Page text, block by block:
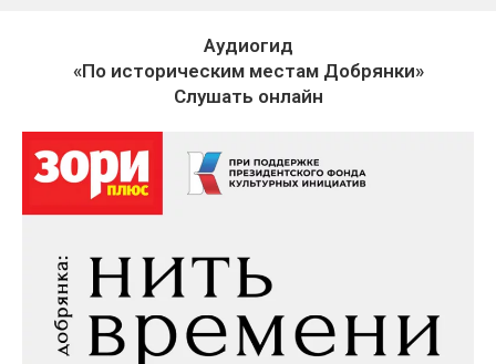
Аудиогид
«По историческим местам Добрянки»
Слушать онлайн